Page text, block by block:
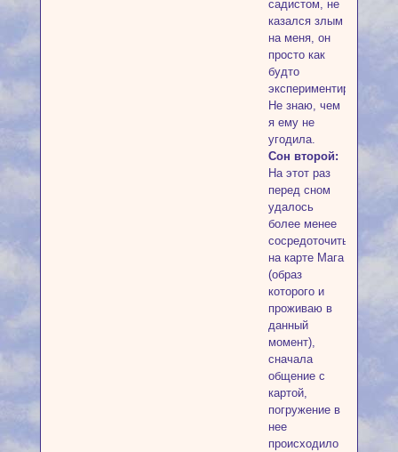
садистом, не
казался злым
на меня, он
просто как
будто
экспериментировал.
Не знаю, чем
я ему не
угодила.
Сон второй:
На этот раз
перед сном
удалось
более менее
сосредоточиться
на карте Мага
(образ
которого и
проживаю в
данный
момент),
сначала
общение с
картой,
погружение в
нее
происходило